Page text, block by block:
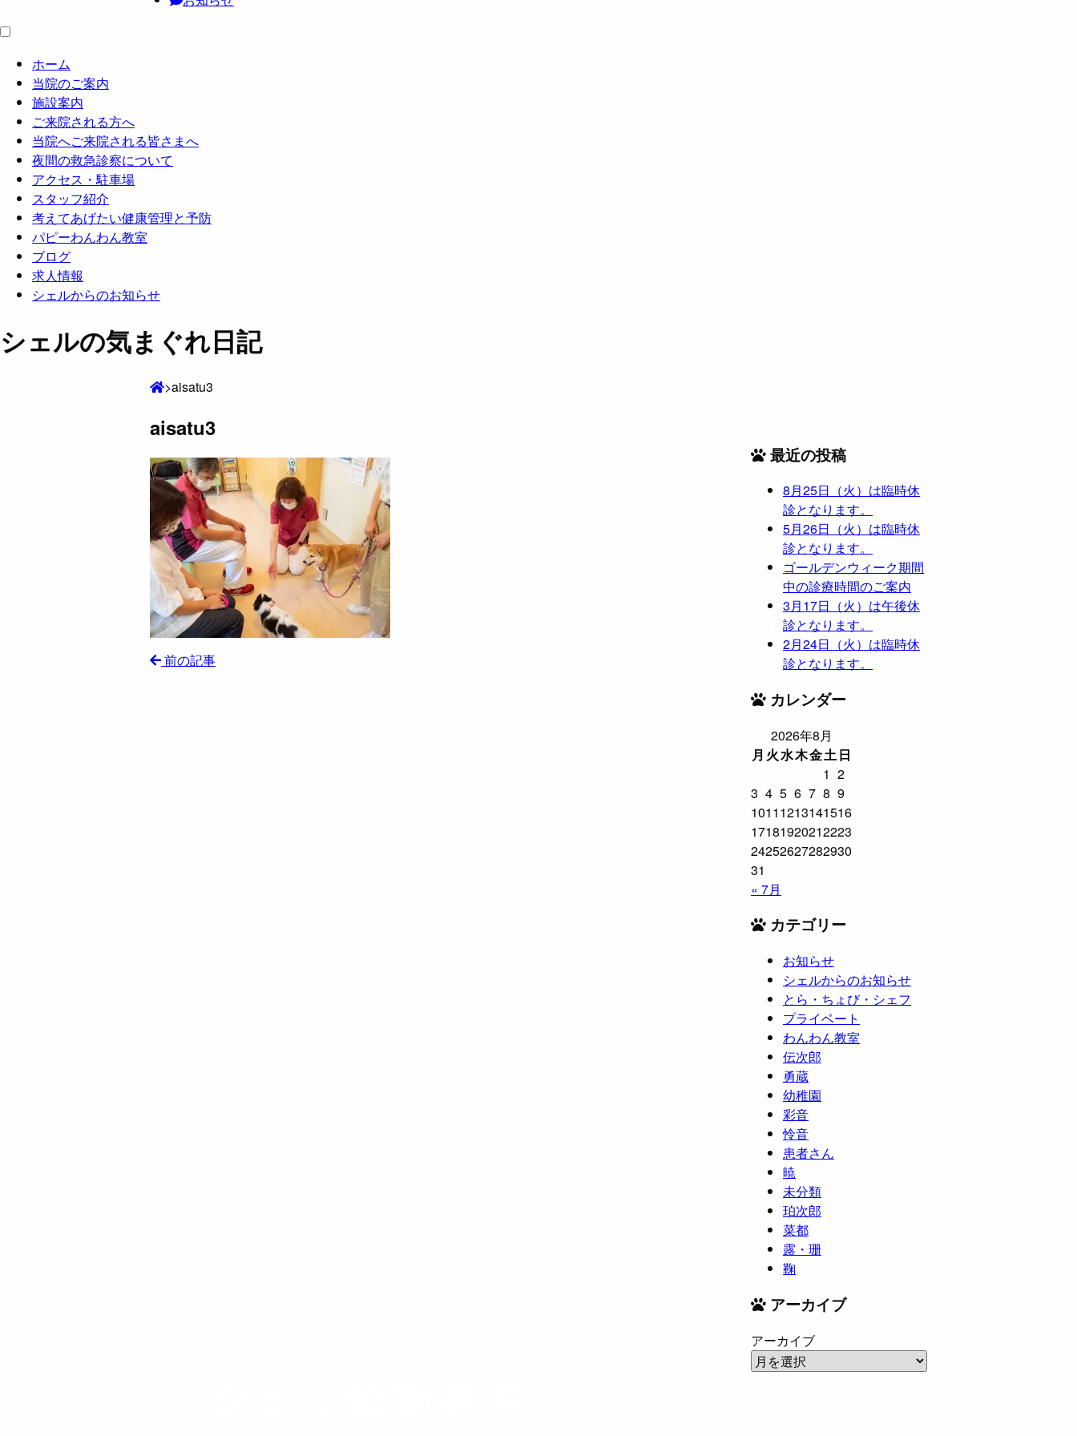
ホーム
当院のご案内
施設案内
ご来院される方へ
当院へご来院される皆さまへ
夜間の救急診察について
アクセス・駐車場
スタッフ紹介
考えてあげたい健康管理と予防
パピーわんわん教室
ブログ
求人情報
シェルからのお知らせ
シェルの気まぐれ日記
>aisatu3
aisatu3
前の記事
最近の投稿
8月25日（火）は臨時休
診となります。
5月26日（火）は臨時休
診となります。
ゴールデンウィーク期間
中の診療時間のご案内
3月17日（火）は午後休
診となります。
2月24日（火）は臨時休
診となります。
カレンダー
2026年8月
月 火水木金土日
1 2
3 4 5 6 7 8 9
10111213141516
17181920212223
24252627282930
31
« 7月
カテゴリー
お知らせ
シェルからのお知らせ
とら・ちょび・シェフ
プライベート
わんわん教室
伝次郎
勇蔵
幼稚園
彩音
怜音
患者さん
暁
未分類
珀次郎
菜都
露・珊
鞠
アーカイブ
アーカイブ